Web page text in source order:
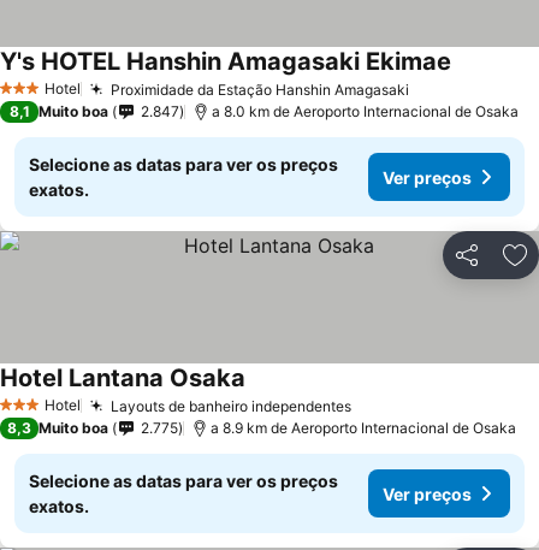
3 EstrelasHotel Proximidade da Estação Hanshin Amagasaki
Y's HOTEL Hanshin Amagasaki Ekimae
8,1 Muito boa 2.847 a 8.0 km de Aeroporto Internacional de Osaka
Selecione as datas para ver os preços
exatos.
Ver preços
Partilhar
3 EstrelasHotel Layouts de banheiro independentesVer preços
Hotel Lantana Osaka
8,3 Muito boa 2.775 a 8.9 km de Aeroporto Internacional de Osaka
Selecione as datas para ver os preços
exatos.
Ver preços